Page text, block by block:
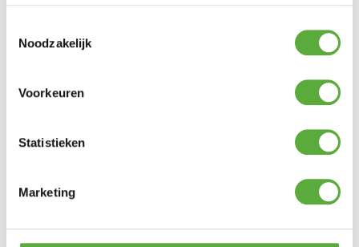
Noodzakelijk
Voorkeuren
Statistieken
Marketing
Gratis verzending vanaf €250,-*
Kopersbescherming met Trusted Shops
Merk: Garden Impressions
Kleur 2
Antraciet